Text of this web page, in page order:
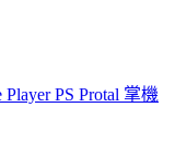
Player PS Protal 掌機